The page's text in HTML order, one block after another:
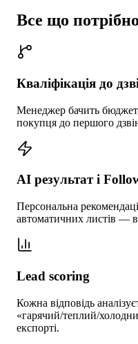
Все що
Кваліфікація до
Менеджер бачить
покупця до першого
AI результат і
Персональна
автоматичних листів —
Lead scoring
Кожна відповідь
«гарячий/теплий/
експорті.